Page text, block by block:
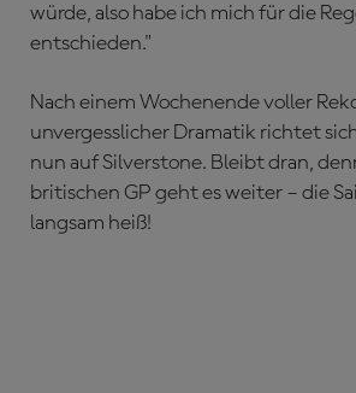
würde, also habe ich mich für die
entschieden."
Nach einem Wochenende voller
unvergesslicher Dramatik richtet
nun auf Silverstone. Bleibt dran,
britischen GP geht es weiter – die
langsam heiß!